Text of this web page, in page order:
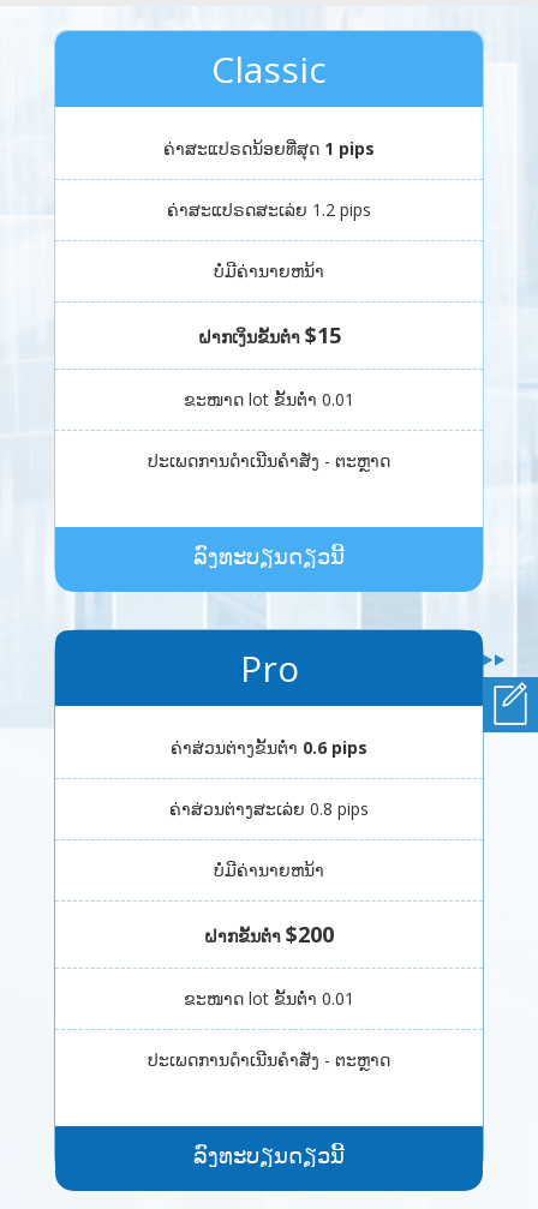
Classic
ຄ່າສະແປຣດນ້ອຍທີ່ສຸດ 1 pips
ຄ່າສະແປຣດສະເລ່ຍ 1.2 pips
ບໍ່ມີຄ່ານາຍຫນ້າ
ຝາກເງິນຂັ້ນຕ່ຳ $15
ຂະໜາດ lot ຂັ້ນຕ່ຳ 0.01
ປະເພດການດໍາເນີນຄໍາສັ່ງ - ຕະຫຼາດ
ລົງທະບຽນດຽວນີ້
Pro
ຄ່າສ່ວນຕ່າງຂັ້ນຕ່ຳ 0.6 pips
ຄ່າສ່ວນຕ່າງສະເລ່ຍ 0.8 pips
ບໍ່ມີຄ່ານາຍຫນ້າ
ຝາກຂັ້ນຕ່ຳ $200
ຂະໜາດ lot ຂັ້ນຕ່ຳ 0.01
ປະເພດການດໍາເນີນຄໍາສັ່ງ - ຕະຫຼາດ
ລົງທະບຽນດຽວນີ້